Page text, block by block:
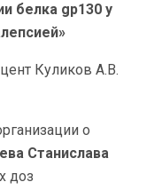
белка gp130 у
Куликов А.В.
о
Станислава
доз